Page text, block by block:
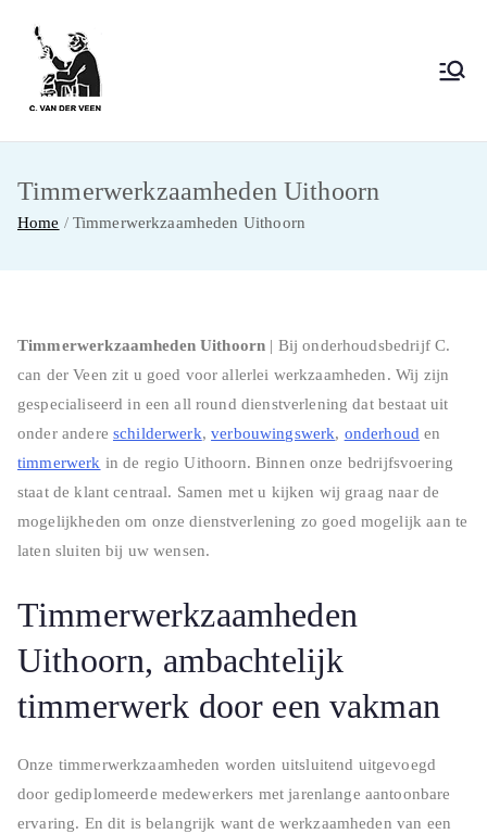
inhoud
Timmerwerkzaamheden Uithoorn
Home Timmerwerkzaamheden Uithoorn
Timmerwerkzaamheden Uithoorn | Bij onderhoudsbedrijf C.
can der Veen zit u goed voor allerlei werkzaamheden. Wij zijn
gespecialiseerd in een all round dienstverlening dat bestaat uit
onder andere schilderwerk,verbouwingswerk, onderhoud en
timmerwerk in de regio Uithoorn. Binnen onze bedrijfsvoering
staat de klant centraal. Samen met u kijken wij graag naar de
mogelijkheden om onze dienstverlening zo goed mogelijk aan te
laten sluiten bij uw wensen.
Timmerwerkzaamheden
Uithoorn, ambachtelijk
timmerwerk door een vakman
Onze timmerwerkzaamheden worden uitsluitend uitgevoegd
door gediplomeerde medewerkers met jarenlange aantoonbare
ervaring. En dit is belangrijk want de werkzaamheden van een